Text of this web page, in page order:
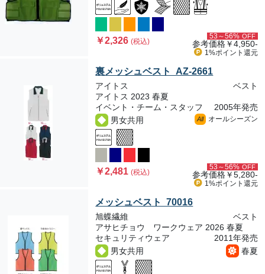
￥2,326(税込)
53～56% OFF
参考価格￥4,950-
1%ポイント 還元
裏メッシュベスト AZ-2661
アイトス
ベスト
アイトス 2023 春夏
イベント・チーム・スタッフ
2005年発売
男女共用
All オールシーズン
￥2,481(税込)
53～56% OFF
参考価格￥5,280-
1%ポイント 還元
メッシュベスト 70016
旭蝶繊維
ベスト
アサヒチョウ ワークウェア 2026 春夏
セキュリティウェア
2011年発売
男女共用
春夏